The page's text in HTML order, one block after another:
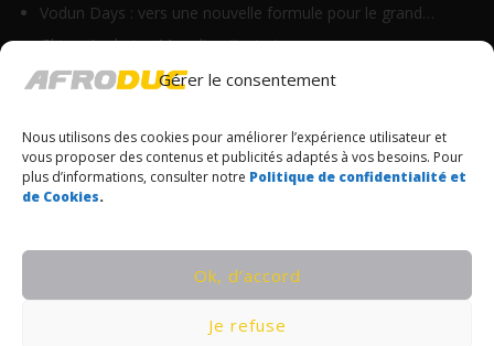
Gérer le consentement
Nous utilisons des cookies pour améliorer l’expérience utilisateur et
vous proposer des contenus et publicités adaptés à vos besoins. Pour
plus d’informations, consulter notre Politique de confidentialité et
de Cookies.
Ok, d’accord
Je refuse
Vodun Days : vers une nouvelle formule pour le grand…
Ghix – Axelerine Merryline (Lyrics)
Clash entre Tenor et Himra : le Camerounais relance…
Suspect 95 ft Roseline Layo – Explications (Lyrics)
Anitta – Respira (Lyrics & Traduction)
Kocee feat KS Bloom – Stranger (Lyrics)
© Copyrights Afroduc | Tous droits réservés
POLITIQUE DE CONFIDENTIALITÉ